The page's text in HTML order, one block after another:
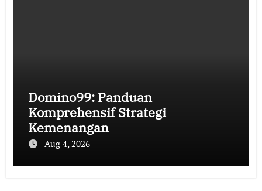
Domino99: Panduan
Komprehensif Strategi
Kemenangan
Aug 4, 2026